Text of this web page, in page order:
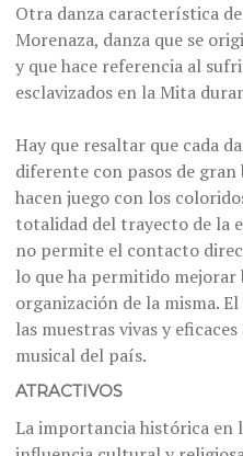
Otra danza característica
Morenaza, danza que se
y que hace referencia al
esclavizados en la Mita
Hay que resaltar que cada
diferente con pasos de
hacen juego con los
totalidad del trayecto de la
no permite el contacto
lo que ha permitido mejorar
organización de la misma.
las muestras vivas y
musical del país.
ATRACTIVOS
La importancia histórica en